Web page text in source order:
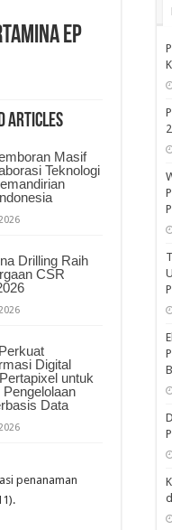
EP
Articles
Masif
Teknologi
Drilling Raih
CSR
Digital
untuk
Pengelolaan
Data
penanaman